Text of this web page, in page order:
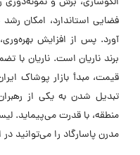
فضایی استاندارد، امکان
آورد. پس از افزایش
برند ناریان است. ناریان با
قیمت، مبدأ بازار پوشاک
تبدیل شدن به یکی از
منطقه، با قدرت می‌پیماید.
مدرن پاسارگاد را می‌توانید